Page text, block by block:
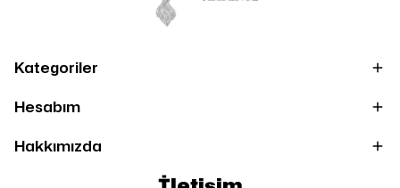
Kategoriler
Hesabım
Hakkımızda